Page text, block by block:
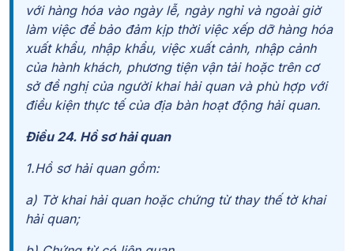
với hàng hóa vào ngày lễ, ngày nghỉ và ngoài giờ
làm việc để bảo đảm kịp thời việc xếp dỡ hàng hóa
xuất khẩu, nhập khẩu, việc xuất cảnh, nhập cảnh
của hành khách, phương tiện vận tải hoặc trên cơ
sở đề nghị của người khai hải quan và phù hợp với
điều kiện thực tế của địa bàn hoạt động hải quan.
Điều 24. Hồ sơ hải quan
1.Hồ sơ hải quan gồm:
a) Tờ khai hải quan hoặc chứng từ thay thế tờ khai
hải quan;